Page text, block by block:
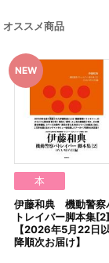
け
達した場合、早
ざいます。
受注を行うこと
ンセルや支払い
く場合がございま
。
と多少異なって
る場合がござい
ページ」→「ご
オススメ商品
本
伊藤和典 機動警察
トレイバー脚本集[2]
【2026年5月22日
降順次お届け】